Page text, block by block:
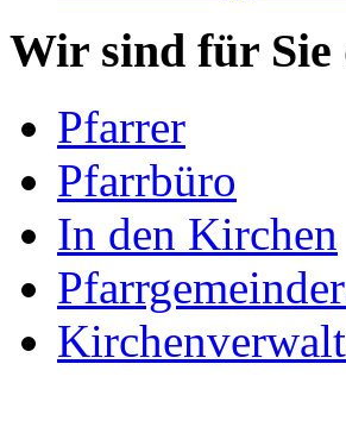
Wir sind für Sie
Pfarrer
Pfarrbüro
In den Kirchen